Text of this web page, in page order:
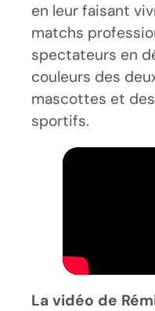
en leur faisant
matchs
spectateurs en
couleurs des
mascottes et
sportifs.
La vidéo de